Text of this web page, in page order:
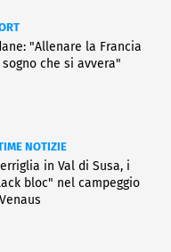
"Allenare la Francia
sogno che si avvera"
NOTIZIE
in Val di Susa, i
bloc" nel campeggio